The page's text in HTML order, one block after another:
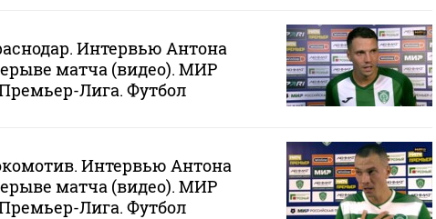
Интервью Антона
матча (видео). МИР
Лига. Футбол
Интервью Антона
матча (видео). МИР
Лига. Футбол